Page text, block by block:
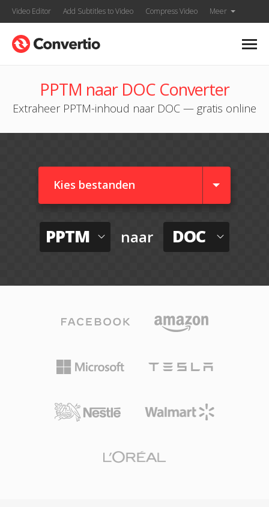
Video Editor Add Subtitles to Video Compress Video Meer
PPTM naar DOC Converter
Extraheer PPTM-inhoud naar DOC — gratis online
Kies bestanden
PPTM naar DOC